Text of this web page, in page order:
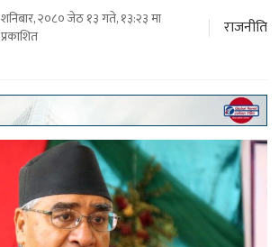
शनिबार, २०८० जेठ १३ गते, १३:२३ मा
प्रकाशित
राजनीति